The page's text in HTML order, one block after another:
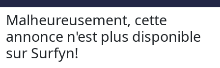
Malheureusement, cette
annonce n'est plus disponible
sur Surfyn!